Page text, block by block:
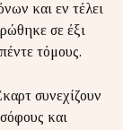
και εν τέλει
σε έξι
τόμους.
συνεχίζουν
και